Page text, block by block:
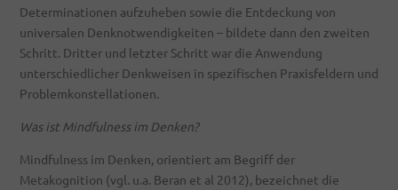
Determinationen aufzuheben sowie die Entdeckung von
universalen Denknotwendigkeiten – bildete dann den zweiten
Schritt. Dritter und letzter Schritt war die Anwendung
unterschiedlicher Denkweisen in spezifischen Praxisfeldern und
Problemkonstellationen.
Was ist Mindfulness im Denken?
Mindfulness im Denken, orientiert am Begriff der
Metakognition (vgl. u.a. Beran et al 2012), bezeichnet die